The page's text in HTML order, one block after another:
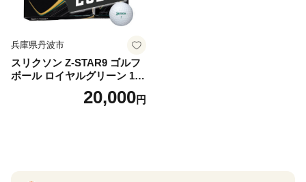
兵庫県丹波市
スリクソン Z-STAR9 ゴルフ
ボール ロイヤルグリーン 1ダ
ース 12球 兵庫県丹波市 ふる
20,000円